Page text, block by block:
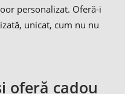
personalizat. Oferă-i
unicat, cum nu nu
oferă cadou